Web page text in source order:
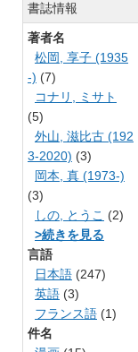
書誌情報
著者名
松岡, 享子 (1935
-) (7)
コナリ, ミサト
(5)
外山, 滋比古 (192
3-2020) (3)
岡本, 真 (1973-)
(3)
しの, とうこ (2)
>続きを見る
言語
日本語 (247)
英語 (3)
フランス語 (1)
件名